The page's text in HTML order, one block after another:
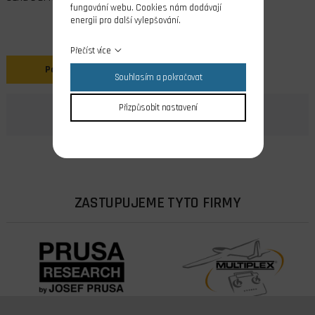
Popis
ZASTUPUJEME TYTO FIRMY
fungování webu. Cookies nám dodávají
energii pro další vylepšování.
Přečíst více
Souhlasím a pokračovat
Přizpůsobit nastavení